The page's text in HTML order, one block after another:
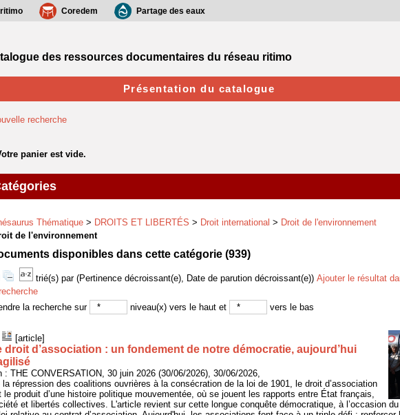
recherche
Thématique > DROITS ET LIBERTÉS > Droit international > Droit de l'environnement
de l'environnement
disponibles dans cette catégorie (939)
trié(s) par (Pertinence décroissant(e), Date de parution décroissant(e)) Ajouter le résultat
la recherche sur
niveau(x) vers le haut et vers le bas
[article]
droit d’association : un fondement de notre démocratie, aujourd’hui
: THE CONVERSATION, 30 juin 2026 (30/06/2026), 30/06/2026,
la répression des coalitions ouvrières à la consécration de la loi de 1901, le droit d’association
le produit d’une histoire politique mouvementée, où se jouent les rapports entre État français,
et libertés collectives. L'article revient sur cette longue conquête démocratique, à l’occasion
ritimo Coredem Partage des eaux
des ressources documentaires du réseau ritimo
Présentation du catalogue